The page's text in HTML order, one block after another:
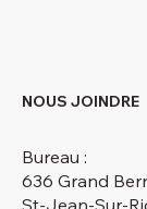
NOUS JOINDRE
Bureau :
636 Grand
St-Jean-Sur-